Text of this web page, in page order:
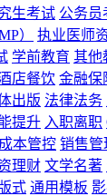
生考试 公务员
）
执业医师
学前教育 其他
店餐饮 金融保
出版 法律法务
提升 入职离职
成本管控 销售管
理财 文学名著
式 通用模板